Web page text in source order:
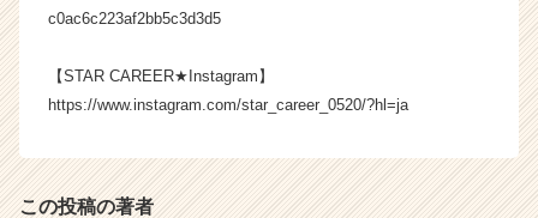
r
r）
c0ac6c223af2bb5c3d3d5
【STAR CAREER★Instagram】
https://www.instagram.com/star_career_0520/?hl=ja
この投稿の著者